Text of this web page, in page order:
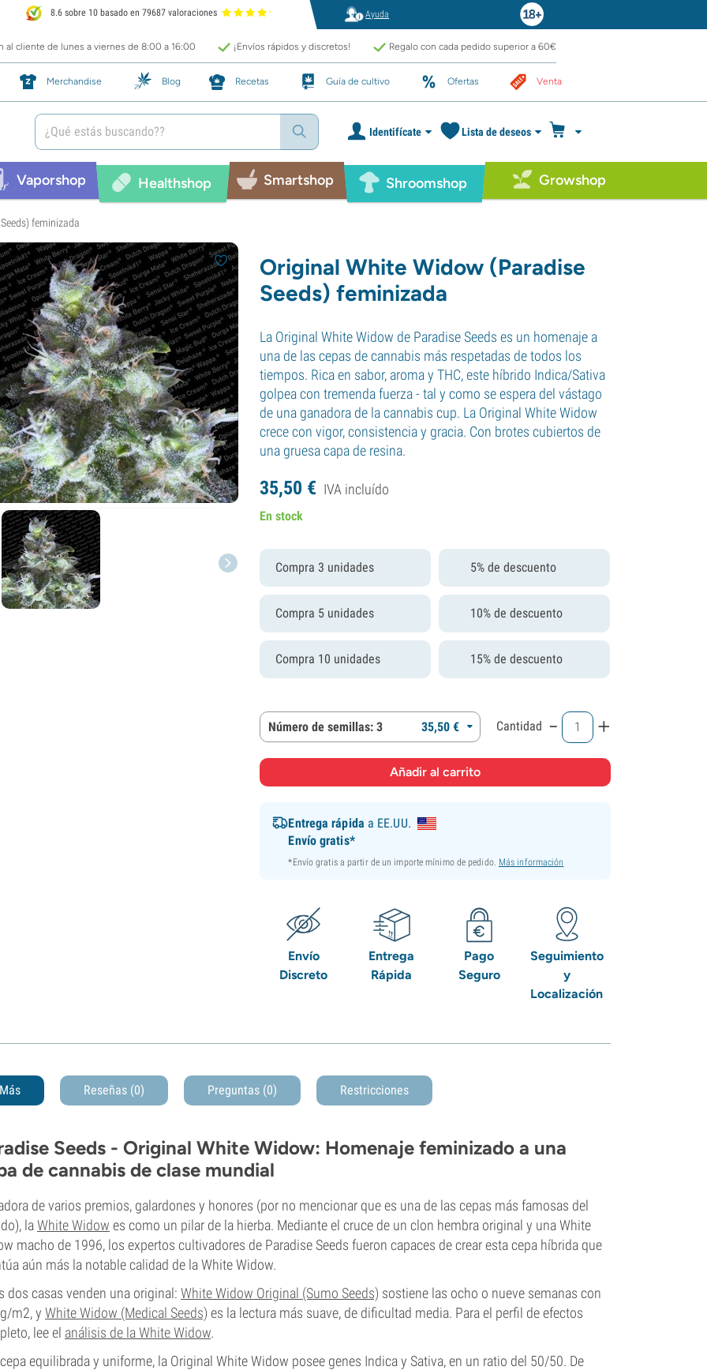
8.6 sobre 10 basado en 79687 valoraciones Ayuda
al cliente de lunes a viernes de 8:00 a 16:00 ¡Envíos rápidos y discretos! Regalo con cada pedido superior a 60€
Merchandise Blog Recetas Guía de cultivo Ofertas Venta
Identifícate Lista de deseos
Vaporshop Healthshop Smartshop Shroomshop Growshop
feminizada
Original White Widow (Paradise
Seeds) feminizada
La Original White Widow de Paradise Seeds es un homenaje a
una de las cepas de cannabis más respetadas de todos los
tiempos. Rica en sabor, aroma y THC, este híbrido Indica/Sativa
golpea con tremenda fuerza - tal y como se espera del vástago
de una ganadora de la cannabis cup. La Original White Widow
crece con vigor, consistencia y gracia. Con brotes cubiertos de
una gruesa capa de resina.
35,50 € IVA incluído
En stock
Compra 3 unidades 5% de descuento
Compra 5 unidades 10% de descuento
Compra 10 unidades 15% de descuento
Número de semillas: 3 35,50 € Cantidad - +
Entrega rápida a EE.UU.
Envío gratis*
*Envío gratis a partir de un importe mínimo de pedido. Más información
Envío
Discreto
Entrega
Rápida
Pago
Seguro
Seguimiento
y
Localización
Más Reseñas (0) Preguntas (0) Restricciones
Seeds - Original White Widow: Homenaje feminizado a una
de cannabis de clase mundial
de varios premios, galardones y honores (por no mencionar que es una de las cepas más famosas del
laWhite Widow es como un pilar de la hierba. Mediante el cruce de un clon hembra original y una White
macho de 1996, los expertos cultivadores de Paradise Seeds fueron capaces de crear esta cepa híbrida que
aún más la notable calidad de la White Widow.
dos casas venden una original: White Widow Original (Sumo Seeds) sostiene las ocho o nueve semanas con
m2, y White Widow (Medical Seeds) es la lectura más suave, de dificultad media. Para el perfil de efectos
lee el análisis de la White Widow.
equilibrada y uniforme, la Original White Widow posee genes Indica y Sativa, en un ratio del 50/50. De